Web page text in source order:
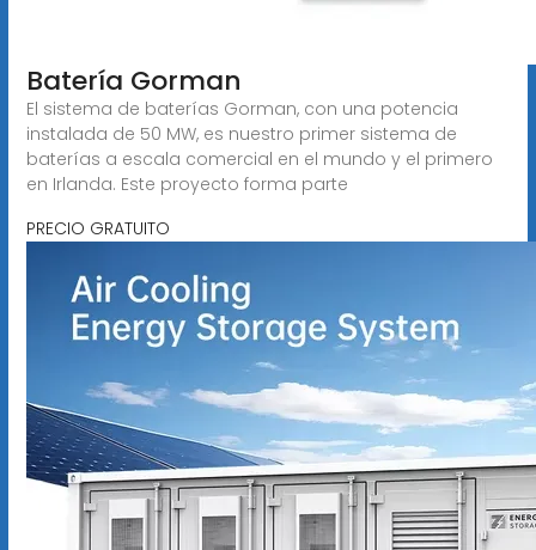
Batería Gorman
El sistema de baterías Gorman, con una potencia
instalada de 50 MW, es nuestro primer sistema de
baterías a escala comercial en el mundo y el primero
en Irlanda. Este proyecto forma parte
PRECIO GRATUITO